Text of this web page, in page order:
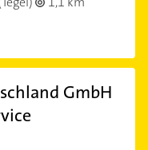
GmbH